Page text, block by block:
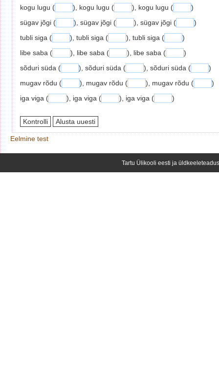
kogu lugu (
), kogu lugu ( ), kogu lugu (
)
sügav jõgi (
), sügav jõgi ( ), sügav jõgi (
)
tubli siga (
), tubli siga ( ), tubli siga (
)
libe saba (
), libe saba ( ), libe saba (
)
sõduri süda (
), sõduri süda ( ), sõduri süda (
)
mugav rõdu (
), mugav rõdu ( ), mugav rõdu (
)
iga viga (
), iga viga ( ), iga viga ( )
Eelmine test
Tartu Ülikooli eesti ja